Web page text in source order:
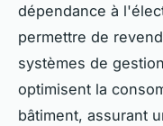
dépendance à
permettre de
systèmes de
optimisent la
bâtiment, assurant